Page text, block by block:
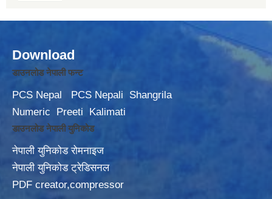
Download
डाउनलोड नेपाली फन्ट
PCS Nepal PCS Nepali
Shangrila
Numeric
Preeti Kalimati
डाउनलोड नेपाली युनिकोड
नेपाली युनिकोड रोमनाइज
नेपाली युनिकोड ट्रेडिसनल
PDF creator,compressor